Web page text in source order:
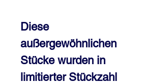
Diese
außergewöhnlichen
Stücke wurden in
limitierter Stückzahl